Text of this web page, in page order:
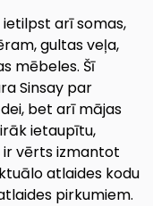
arī somas,
gultas veļa,
mēbeles. Šī
Sinsay par
bet arī mājas
ietaupītu,
ir vērts izmantot
atlaides kodu
pirkumiem.